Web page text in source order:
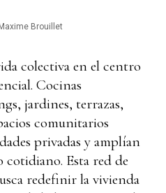
Brouillet
colectiva en el centro
Cocinas
jardines, terrazas,
comunitarios
privadas y amplían
cotidiano. Esta red de
redefinir la vivienda